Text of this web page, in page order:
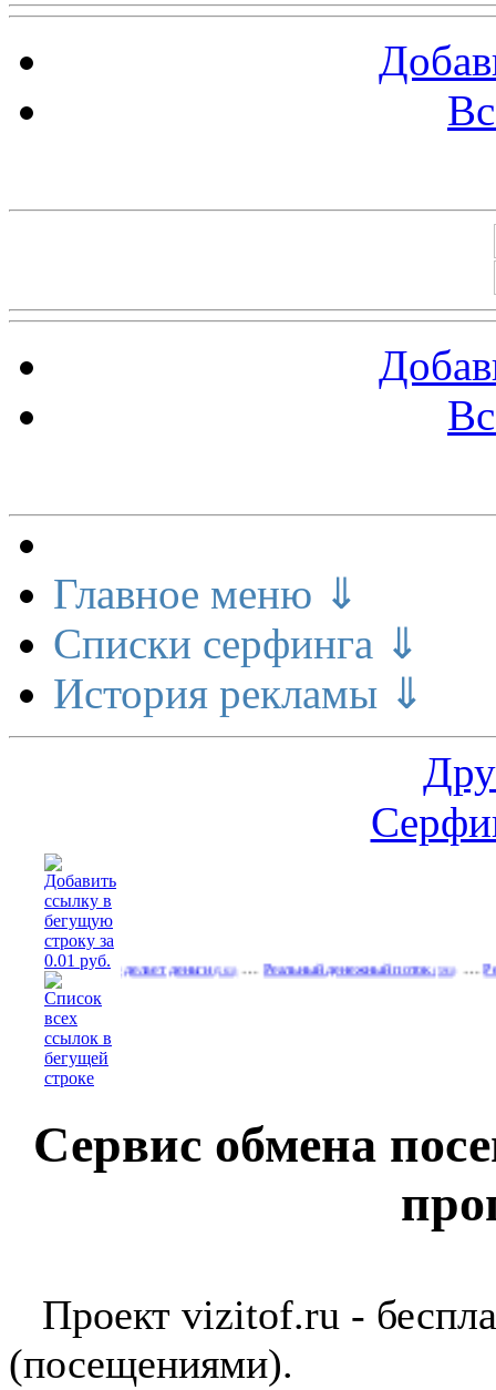
Главное меню ⇓
Списки серфинга ⇓
История рекламы ⇓
делает деньги(561)…Реальный денежный поток(591)…
Сервис обмена
Проект vizitof.ru -
(посещениями).